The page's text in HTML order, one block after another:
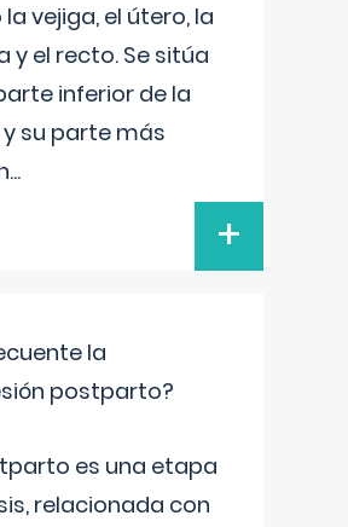
vejiga, el útero, la
y el recto. Se sitúa
inferior de la
y su parte más
...
+
la
postparto?
es una etapa
relacionada con